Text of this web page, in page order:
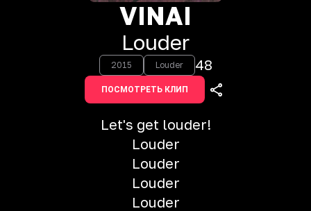
VINAI
Louder
2015 Louder 48
ПОСМОТРЕТЬ КЛИП
Let's get louder!
Louder
Louder
Louder
Louder